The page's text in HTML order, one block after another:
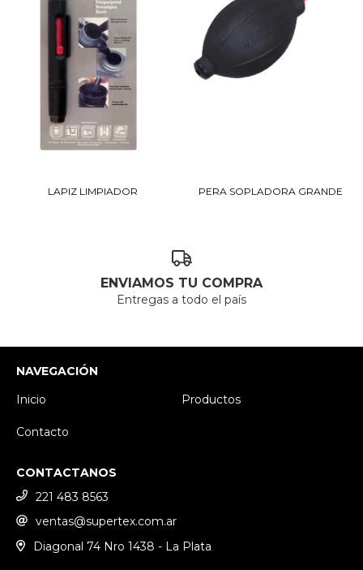
LAPIZ LIMPIADOR PERA SOPLADORA GRANDE
ENVIAMOS TU COMPRA
Entregas a todo el país
NAVEGACIÓN
Inicio
Productos
Contacto
CONTACTANOS
221 483 8563
ventas@supertex.com.ar
Diagonal 74 Nro 1438 - La Plata